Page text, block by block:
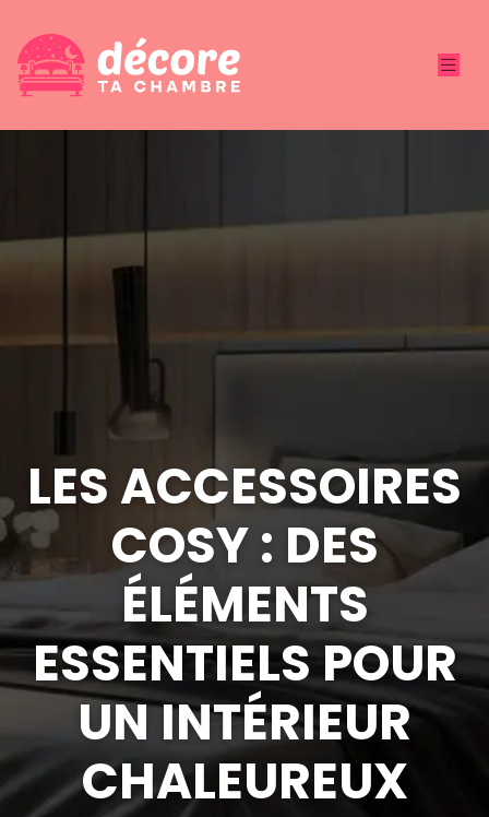
LES ACCESSOIRES
COSY : DES
ÉLÉMENTS
ESSENTIELS POUR
UN INTÉRIEUR
CHALEUREUX